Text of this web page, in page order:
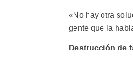
«No hay otra
gente que la
Destrucción de